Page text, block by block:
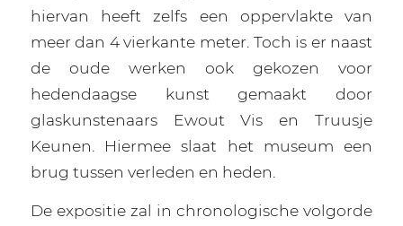
hiervan heeft zelfs een oppervlakte van
meer dan 4 vierkante meter. Toch is er naast
de oude werken ook gekozen voor
hedendaagse kunst gemaakt door
glaskunstenaars Ewout Vis en Truusje
Keunen. Hiermee slaat het museum een
brug tussen verleden en heden.
De expositie zal in chronologische volgorde